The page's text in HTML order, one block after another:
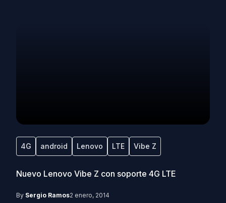
4G android Lenovo LTE Vibe Z
Nuevo Lenovo Vibe Z con soporte 4G LTE
By Sergio Ramos2 enero, 2014